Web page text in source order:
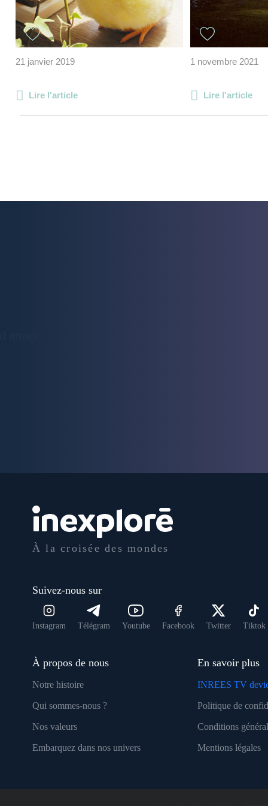
21 janvier 2019
Lire l'article
1 novembre 2021
Lire l'article
À la croisée des mondes
Suivez-nous sur
Instagram Télégram Youtube Facebook Twitter Tiktok
À propos de nous
Notre histoire
Qui sommes-nous ?
Nos valeurs
Embarquez dans nos univers
En savoir plus
INREES TV
Politique de
Conditions
Mentions légales